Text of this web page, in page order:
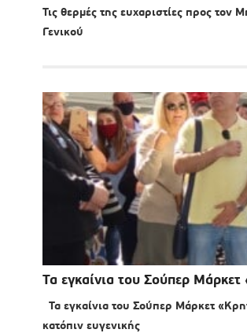
Τις θερμές της ευχαριστίες προς
Γενικού
Τα εγκαίνια του Σούπερ
Τα εγκαίνια του Σούπερ Μάρκετ
κατόπιν ευγενικής